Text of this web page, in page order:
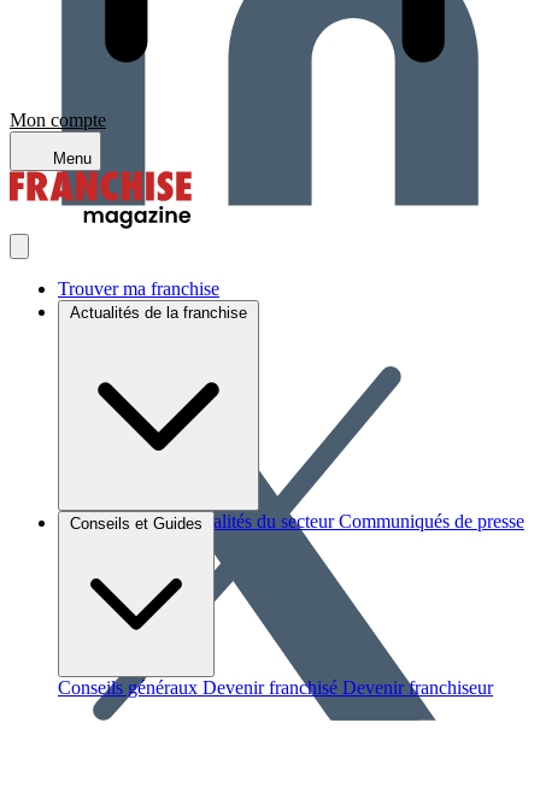
Mon compte
Menu
Trouver ma franchise
Actualités de la franchise
Brèves et actus Actualités du secteur Communiqués de presse
Conseils et Guides
Conseils généraux Devenir franchisé Devenir franchiseur